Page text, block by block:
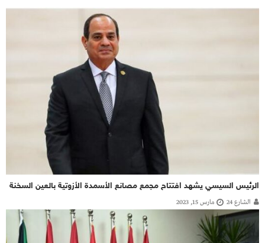
الرئيس السيسي يشهد افتتاح مجمع مصانع الأسمدة الأزوتية بالعين السخنة
الشارع 24 مارس 15, 2023